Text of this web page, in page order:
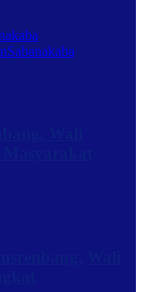
Sabanakaba